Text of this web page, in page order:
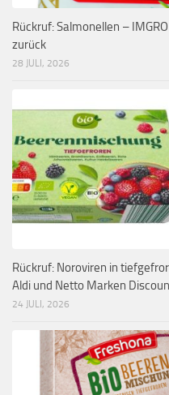
Rückruf: Salmonellen –
zurück
28 JULI, 2026
Rückruf: Noroviren in
Aldi und Netto Marken
24 JULI, 2026